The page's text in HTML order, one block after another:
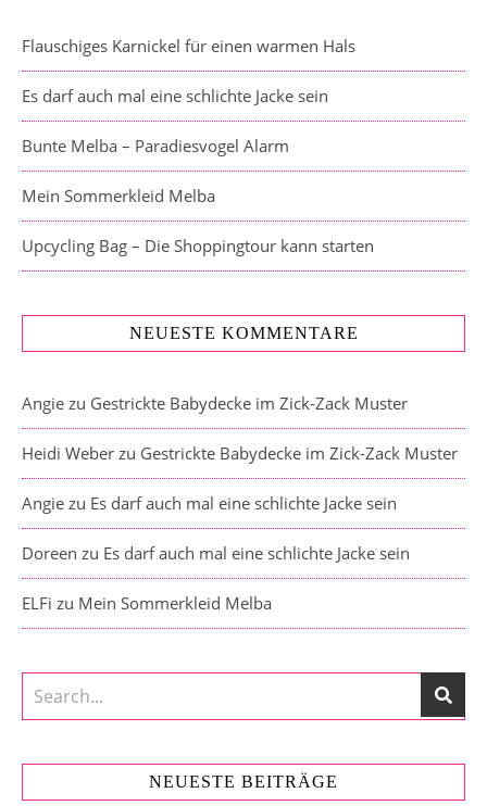
Flauschiges Karnickel für einen warmen Hals
Es darf auch mal eine schlichte Jacke sein
Bunte Melba – Paradiesvogel Alarm
Mein Sommerkleid Melba
Upcycling Bag – Die Shoppingtour kann starten
NEUESTE KOMMENTARE
Angie zu Gestrickte Babydecke im Zick-Zack Muster
Heidi Weber zu Gestrickte Babydecke im Zick-Zack Muster
Angie zu Es darf auch mal eine schlichte Jacke sein
Doreen zu Es darf auch mal eine schlichte Jacke sein
ELFi zu Mein Sommerkleid Melba
NEUESTE BEITRÄGE